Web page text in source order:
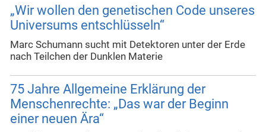
„Wir wollen den genetischen Code unseres
Universums entschlüsseln“
Marc Schumann sucht mit Detektoren unter der Erde
nach Teilchen der Dunklen Materie
75 Jahre Allgemeine Erklärung der
Menschenrechte: „Das war der Beginn
einer neuen Ära“